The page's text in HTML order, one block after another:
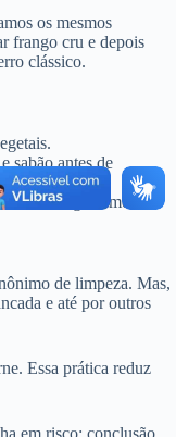
os mesmos
frango cru e depois
clássico.
sabão antes de
microrganismos.
de limpeza. Mas,
e até por outros
Essa prática reduz
em risco: conclusão